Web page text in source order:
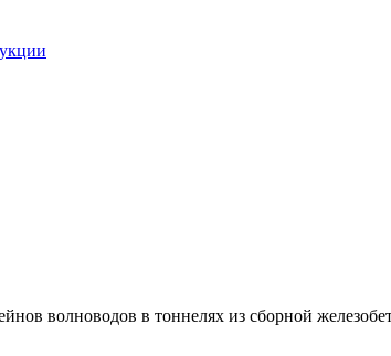
волноводов в тоннелях из сборной